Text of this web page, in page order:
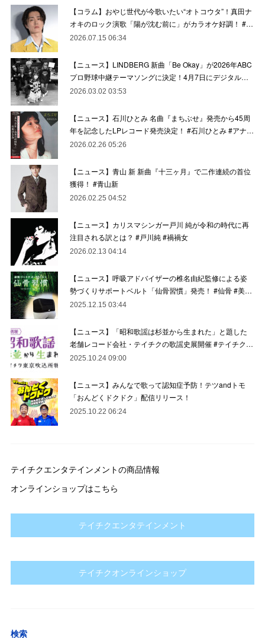
【コラム】おやじ世代が今歌いたい“オトコウタ”！真田ナ
オキのロック演歌「陽が沈む前に」がカラオケ好調！ #…
2026.07.15 06:34
【ニュース】LINDBERG 新曲「Be Okay」が2026年ABC
プロ野球中継テーマソングに決定！4月7日にデジタル…
2026.03.02 03:53
【ニュース】石川ひとみ 名曲『まちぶせ』発売から45周
年を記念したLPレコード発売決定！ #石川ひとみ #アナ…
2026.02.26 05:26
【ニュース】青山 新 新曲『十三ヶ月』で二作連続の首位
獲得！ #青山新
2026.02.25 04:52
【ニュース】カリスマシンガー戸川 純が令和の時代に再
注目される訳とは？ #戸川純 #禍禍女
2026.02.13 04:14
【ニュース】呼吸アドバイザーの椎名由紀監修による姿
勢づくりサポートベルト「仙骨習慣」発売！ #仙骨 #美…
2025.12.15 03:44
【ニュース】「昭和歌謡は杉並から生まれた」と題した
老舗レコード会社・テイチクの歌謡史展開催 #テイチク…
2025.10.24 09:00
【ニュース】みんなで歌って認知症予防！テツandトモ
「おんどくドクドク」配信リリース！
2025.10.22 06:24
テイチクエンタテインメントの商品情報
オンラインショップはこちら
テイチクエンタテインメント
テイチクオンラインショップ
検索